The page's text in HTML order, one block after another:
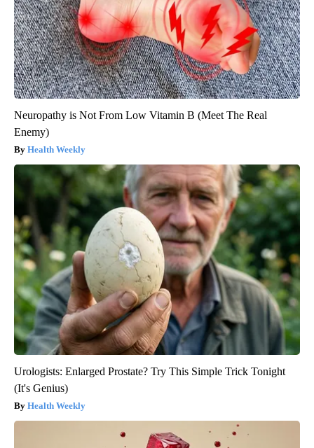
Neuropathy is Not From Low Vitamin B (Meet The Real
Enemy)
Health Weekly
Urologists: Enlarged Prostate? Try This Simple Trick Tonight
(It's Genius)
Health Weekly